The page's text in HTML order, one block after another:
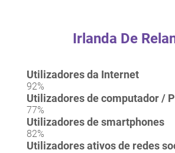
Irlanda De
Utilizadores da Internet
92%
Utilizadores de computador /
77%
Utilizadores de smartphones
82%
Utilizadores ativos de redes